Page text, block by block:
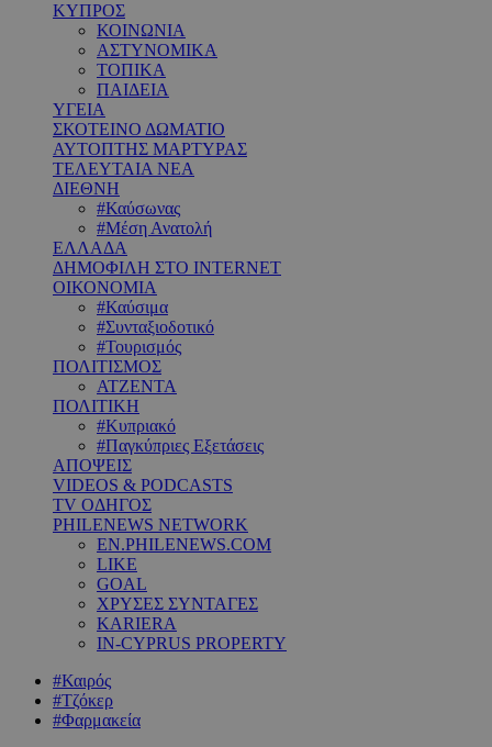
ΚΥΠΡΟΣ
ΚΟΙΝΩΝΙΑ
ΑΣΤΥΝΟΜΙΚΑ
ΤΟΠΙΚΑ
ΠΑΙΔΕΙΑ
ΥΓΕΙΑ
ΣΚΟΤΕΙΝΟ ΔΩΜΑΤΙΟ
ΑΥΤΟΠΤΗΣ ΜΑΡΤΥΡΑΣ
ΤΕΛΕΥΤΑΙΑ ΝΕΑ
ΔΙΕΘΝΗ
#Καύσωνας
#Μέση Ανατολή
ΕΛΛΑΔΑ
ΔΗΜΟΦΙΛΗ ΣΤΟ INTERNET
ΟΙΚΟΝΟΜΙΑ
#Καύσιμα
#Συνταξιοδοτικό
#Τουρισμός
ΠΟΛΙΤΙΣΜΟΣ
ΑΤΖΕΝΤΑ
ΠΟΛΙΤΙΚΗ
#Κυπριακό
#Παγκύπριες Εξετάσεις
ΑΠΟΨΕΙΣ
VIDEOS & PODCASTS
TV ΟΔΗΓΟΣ
PHILENEWS NETWORK
EN.PHILENEWS.COM
LIKE
GOAL
ΧΡΥΣΕΣ ΣΥΝΤΑΓΕΣ
KARIERA
IN-CYPRUS PROPERTY
#Καιρός
#Τζόκερ
#Φαρμακεία